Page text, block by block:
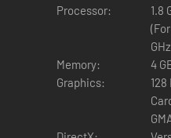
Processor:
1.8
Memory:
4
Graphics: